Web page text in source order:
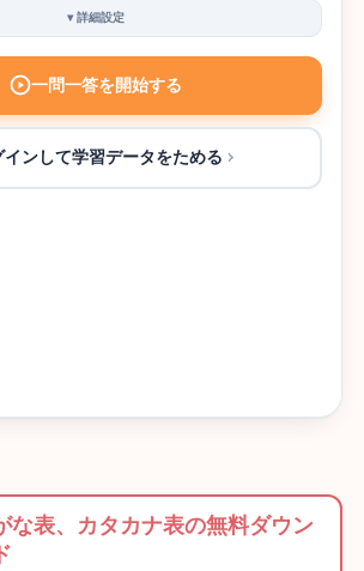
▾詳細設定
一問一答を開始する
インして学習データをためる
な表、カタカナ表の無料ダウン